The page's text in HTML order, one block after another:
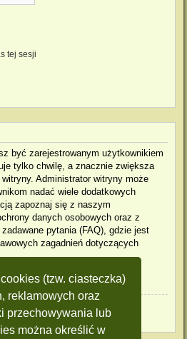
(tzw. ciasteczka)
reklamowych oraz
przechowywania lub
można określić w
tej sesji
być zarejestrowanym użytkownikiem
tylko chwilę, a znacznie zwiększa
Administrator witryny może
nadać wiele dodatkowych
zapoznaj się z naszym
danych osobowych oraz z
pytania (FAQ), gdzie jest
zagadnień dotyczących
danych osobowych